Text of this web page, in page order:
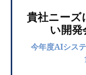
貴社ニーズ
い開発
今年度AIシス